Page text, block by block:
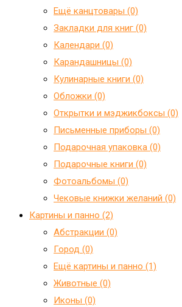
Ещё канцтовары (0)
Закладки для книг (0)
Календари (0)
Карандашницы (0)
Кулинарные книги (0)
Обложки (0)
Открытки и мэджикбоксы (0)
Письменные приборы (0)
Подарочная упаковка (0)
Подарочные книги (0)
Фотоальбомы (0)
Чековые книжки желаний (0)
Картины и панно (2)
Абстракции (0)
Город (0)
Ещё картины и панно (1)
Животные (0)
Иконы (0)